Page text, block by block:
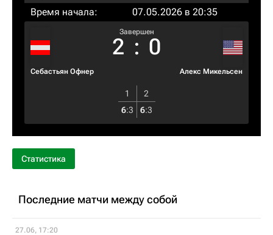
Время начала:
07.05.2026 в 20:35
Себастьян Офнер
Завершен
2 : 0
Алекс Микельсен
1
2
6:3 6:3
Статистика
Последние матчи между собой
27.06, 17:20